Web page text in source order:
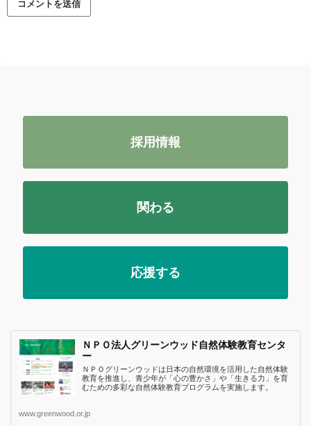
採用情報
関わる
応援する
ＮＰＯ法人グリーンウッド自然体験教育センタ
ー
ＮＰＯグリーンウッドは日本の自然環境を活用した自然体験
教育を推進し、青少年が「心の豊かさ」や「生きる力」を育
むための多彩な自然体験教育プログラムを実施します。
www.greenwood.or.jp